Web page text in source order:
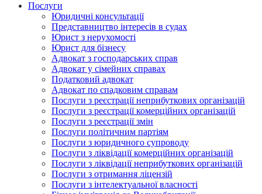
Послуги
Юридичні консультації
Представництво інтересів в судах
Юрист з нерухомості
Юрист для бізнесу
Адвокат з господарських справ
Адвокат у сімейних справах
Податковий адвокат
Адвокат по спадковим справам
Послуги з реєстрації неприбуткових організацій
Послуги з реєстрації комерційних організацій
Послуги з реєстрації змін
Послуги політичним партіям
Послуги з юридичного супроводу
Послуги з ліквідації комерційних організацій
Послуги з ліквідації неприбуткових організацій
Послуги з отримання ліцензій
Послуги з інтелектуальної власності